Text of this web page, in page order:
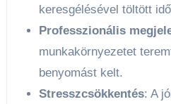
keresgélésével töltött
Professzionális
munkakörnyezetet
benyomást kelt.
Stresszcsökkentés: A